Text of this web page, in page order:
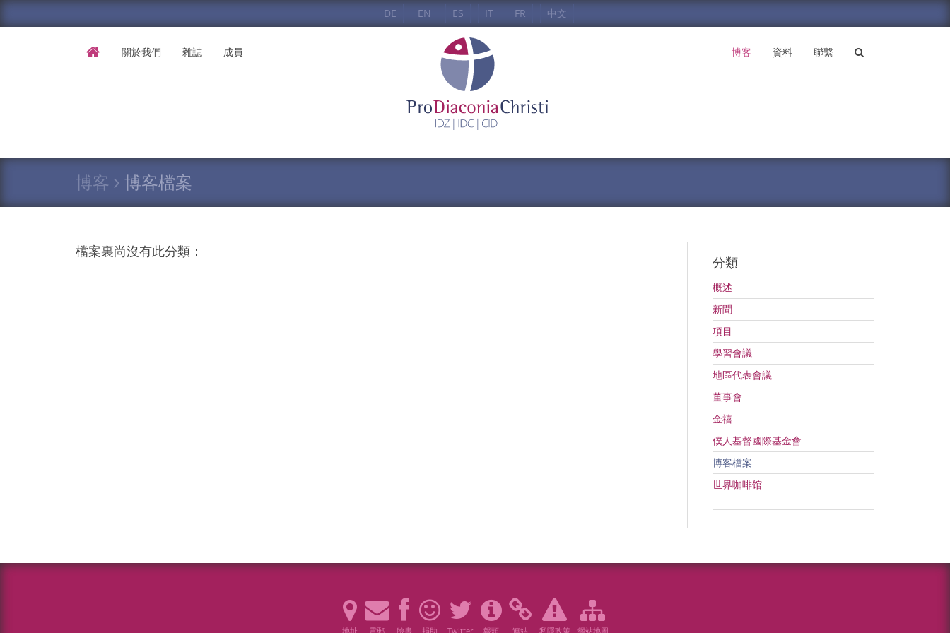
DE EN ES IT FR 中文
關於我們 雜誌 成員 博客 資料 聯繫
博客 博客檔案
檔案裏尚沒有此分類：
分類
概述
新聞
項目
學習會議
地區代表會議
董事會
金禧
僕人基督國際基金會
博客檔案
世界咖啡馆
地址 電郵 臉書 捐助 Twitter 報頭 連結 私隱政策 網站地圖